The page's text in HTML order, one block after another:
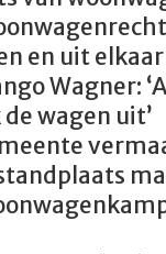
en uit
Wagner:
de wagen uit’